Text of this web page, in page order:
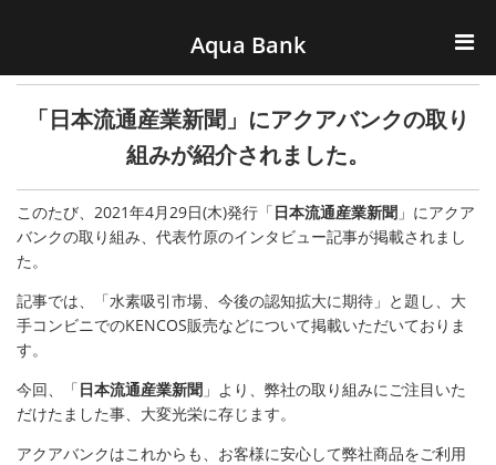
Aqua Bank
TOP
KENCOS・eye-cos
Water Server
環境事業
「日本流通産業新聞」にアクアバンクの取り
組みが紹介されました。
このたび、2021年4月29日(木)発行「日本流通産業新聞 」にアクア
バンクの取り組み、代表竹原のインタビュー記事が掲載されまし
た。
記事では、「水素吸引市場、今後の認知拡大に期待」と題し、大
手コンビニでのKENCOS販売などについて掲載いただいておりま
す。
今回、「日本流通産業新聞 」より、弊社の取り組みにご注目いた
だけたました事、大変光栄に存じます。
アクアバンクはこれからも、お客様に安心して弊社商品をご利用